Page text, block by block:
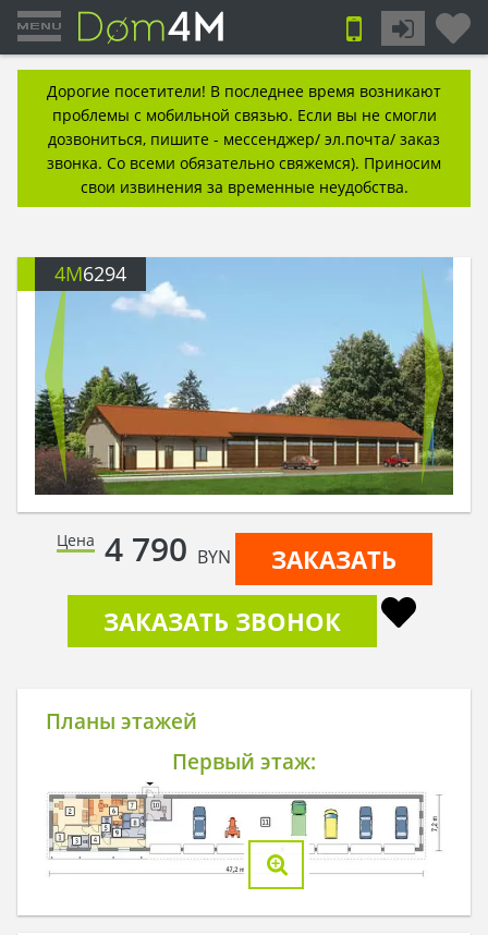
Дорогие посетители! В последнее время возникают
проблемы с мобильной связью. Если вы не смогли
дозвониться, пишите - мессенджер/ эл.почта/ заказ
звонка. Со всеми обязательно свяжемся). Приносим
свои извинения за временные неудобства.
4M6294
Цена 4 790 BYN
ЗАКАЗАТЬ
ЗАКАЗАТЬ ЗВОНОК
Планы этажей
Первый этаж: